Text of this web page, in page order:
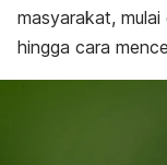
masyarakat,
hingga cara